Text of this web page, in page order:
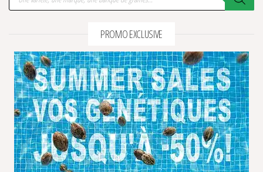
PROMO EXCLUSIVE